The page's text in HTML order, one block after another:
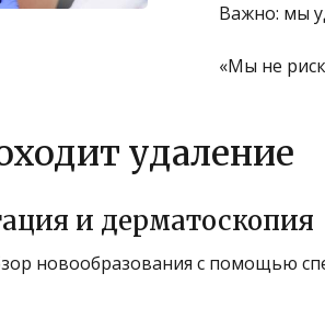
Важно: мы
«Мы не
удаление
и дерматоскопия
новообразования с помощью